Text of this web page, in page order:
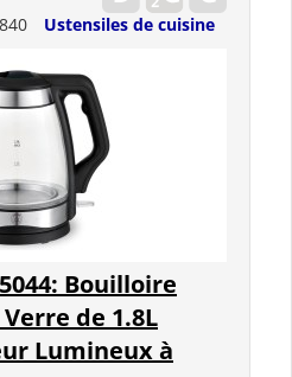
Ustensiles de cuisine
Bouilloire
de 1.8L
Lumineux à